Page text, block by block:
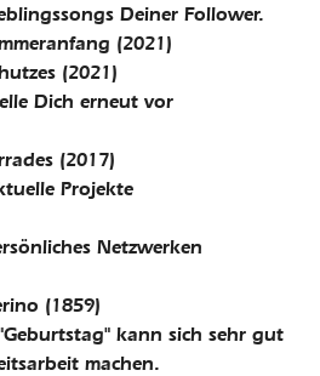
Deiner Follower.
(2021)
(2021)
Dich erneut vor
(2017)
Projekte
Netzwerken
(1859)
kann sich sehr gut
machen.